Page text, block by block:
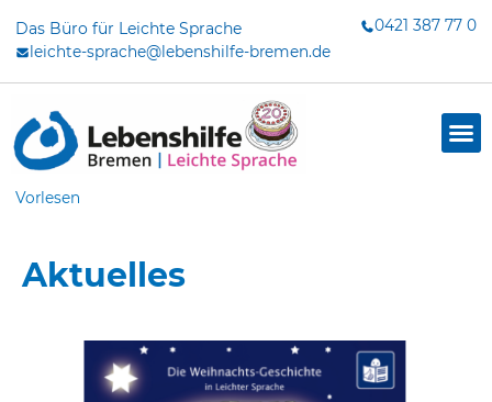
Inhalt
Das Büro für Leichte Sprache
0421 387 77 0
leichte-sprache@lebenshilfe-bremen.de
Vorlesen
Aktuelles
Seite Seite Seite Seite Seite Seite